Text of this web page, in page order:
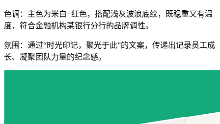
色调：主色为米白+红色，搭配浅灰波浪底纹，既稳重又有温
度，符合金融机构某银行分行的品牌调性。
氛围：通过“时光印记，聚光于此”的文案，传递出记录员工成
长、凝聚团队力量的纪念感。